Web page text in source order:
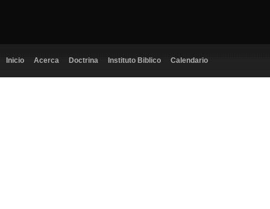
Inicio Acerca Doctrina Instituto Biblico Calendario